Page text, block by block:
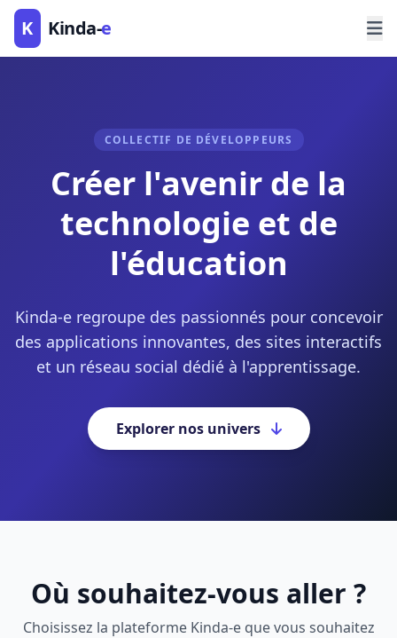
K Kinda-e
COLLECTIF DE DÉVELOPPEURS
Créer l'avenir de la
technologie et de
l'éducation
Kinda-e regroupe des passionnés pour concevoir
des applications innovantes, des sites interactifs
et un réseau social dédié à l'apprentissage.
Explorer nos univers
Où souhaitez-vous aller ?
Choisissez la plateforme Kinda-e que vous souhaitez